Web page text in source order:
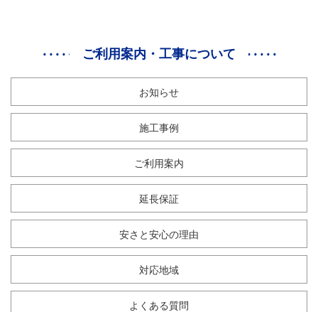
ご利用案内・工事について
お知らせ
施工事例
ご利用案内
延長保証
安さと安心の理由
対応地域
よくある質問